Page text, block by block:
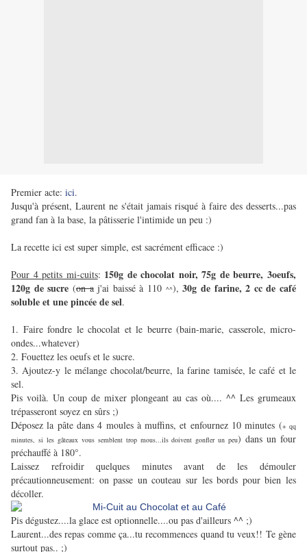
Premier acte: ici.
Jusqu'à présent, Laurent ne s'était jamais risqué à faire des desserts...pas
grand fan à la base, la pâtisserie l'intimide un peu :)
La recette ici est super simple, est sacrément efficace :)
Pour 4 petits mi-cuits: 150g de chocolat noir, 75g de beurre, 3oeufs,
120g de sucre (on aj'ai baissé à 110 ^^),30g de farine, 2 cc de café
soluble et une pincée de sel.
1. Faire fondre le chocolat et le beurre (bain-marie, casserole, micro-
ondes...whatever)
2. Fouettez les oeufs et le sucre.
3. Ajoutez-y le mélange chocolat/beurre, la farine tamisée, le café et le
sel.
Pis voilà. Un coup de mixer plongeant au cas où.... ^^ Les grumeaux
trépasseront soyez en sûrs ;)
Déposez la pâte dans 4 moules à muffins, et enfournez 10 minutes (+ qq
minutes, si les gâteaux vous semblent trop mous...ils doivent gonfler un peu) dans un four
préchauffé à 180°.
Laissez refroidir quelques minutes avant de les démouler
précautionneusement: on passe un couteau sur les bords pour bien les
décoller.
Pis dégustez....la glace est optionnelle....ou pas d'ailleurs ^^ ;)
Laurent...des repas comme ça...tu recommences quand tu veux!! Te gène
surtout pas.. ;)